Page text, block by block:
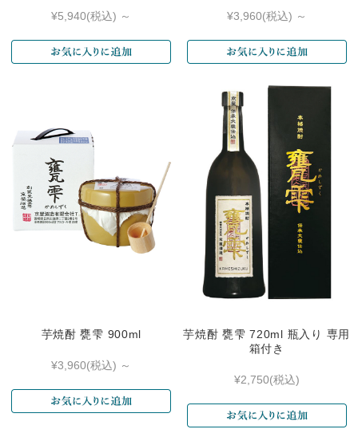
¥5,940(税込) ～ ¥3,960(税込) ～
芋焼酎 甕雫 900ml
¥3,960(税込) ～
芋焼酎 甕雫 720ml 瓶入り 専用
箱付き
¥2,750(税込)